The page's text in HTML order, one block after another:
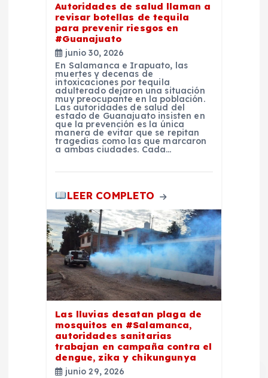
Autoridades de salud llaman a
revisar botellas de tequila
para prevenir riesgos en
#Guanajuato
junio 30, 2026
En Salamanca e Irapuato, las
muertes y decenas de
intoxicaciones por tequila
adulterado dejaron una situación
muy preocupante en la población.
Las autoridades de salud del
estado de Guanajuato insisten en
que la prevención es la única
manera de evitar que se repitan
tragedias como las que marcaron
a ambas ciudades. Cada…
LEER COMPLETO
Las lluvias desatan plaga de
mosquitos en #Salamanca,
autoridades sanitarias
trabajan en campaña contra el
dengue, zika y chikungunya
junio 29, 2026